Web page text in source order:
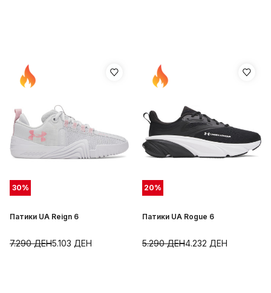
30%
Патики UA Reign 6
5.103 ДЕН
7.290ДЕН
20%
Патики UA Rogue 6
4.232 ДЕН
5.290ДЕН